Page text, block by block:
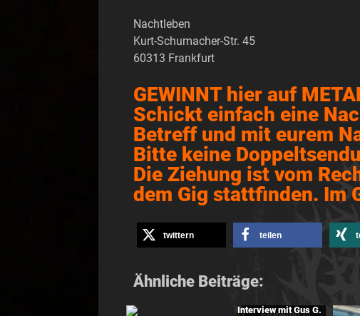
Nachtleben
Kurt-Schumacher-Str. 45
60313 Frankfurt
GEWINNT hier auf
Schickt einfach eine
Betreff und mit eurem
Bitte keine
Die Ziehung ist vom
dem Gig stattfinden. Im
twittern teilen
Ähnliche Beiträge:
Interview mit Gus G.